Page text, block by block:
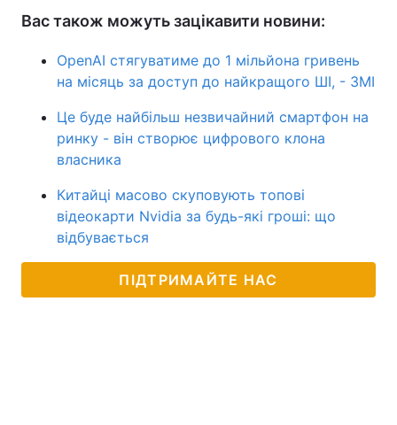
Вас також можуть зацікавити новини:
OpenAI стягуватиме до 1 мільйона гривень
на місяць за доступ до найкращого ШІ, - ЗМІ
Це буде найбільш незвичайний смартфон на
ринку - він створює цифрового клона
власника
Китайці масово скуповують топові
відеокарти Nvidia за будь-які гроші: що
відбувається
ПІДТРИМАЙТЕ НАС